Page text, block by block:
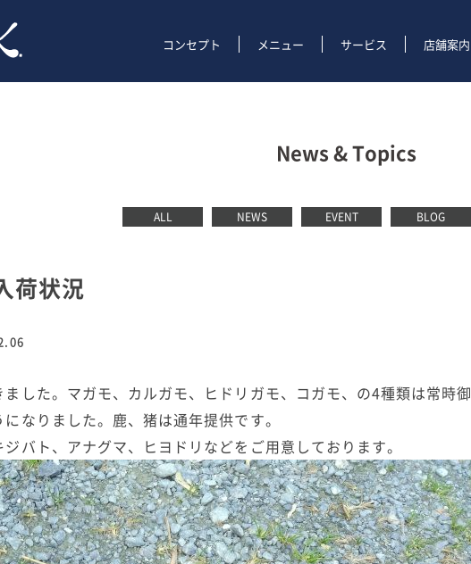
コンセプト メニュー サービス 店舗案内
News & Topics
ALL NEWS EVENT BLOG
荷状況
ました。マガモ、カルガモ、ヒドリガモ、コガモ、の4種類は常時御
なりました。鹿、猪は通年提供です。
バト、アナグマ、ヒヨドリなどをご用意しております。